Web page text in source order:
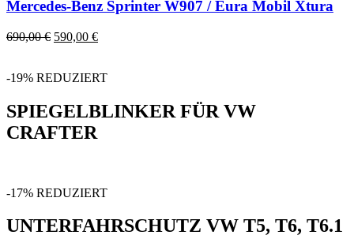
Mercedes-Benz Sprinter W907 / Eura Mobil Xtura
690,00€ Ursprünglicher
690,00 €
590,00 €Aktueller
590,00 €.
-19% REDUZIERT
SPIEGELBLINKER FÜR VW
CRAFTER
-17% REDUZIERT
UNTERFAHRSCHUTZ VW T5, T6, T6.1